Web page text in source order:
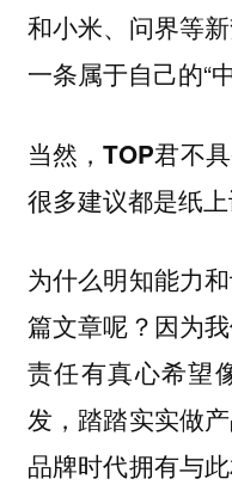
和小米、问界等
一条属于自己的“
当然，TOP君不
很多建议都是纸上
为什么明知能力
篇文章呢？因为
责任有真心希望
发，踏踏实实做
品牌时代拥有与